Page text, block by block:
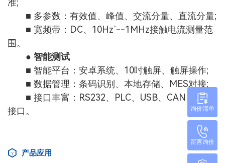
准;
■ 多参数：有效值、峰值、交流分量、直流分量;
■ 宽频带：DC、10Hz`--1MHz接触电流测量范
围。
● 智能测试
■ 智能平台：安卓系统、10吋触屏、触屏操作;
■ 数据管理：条码识别、本地存储、MES对接;
■ 接口丰富：RS232、PLC、USB、CAN、WIFI
接口。
产品应用
询价清单
留言询价